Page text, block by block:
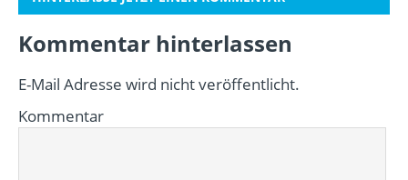
Kommentar hinterlassen
E-Mail Adresse wird nicht veröffentlicht.
Kommentar